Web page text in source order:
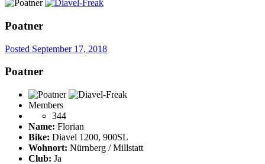
Poatner
Posted September 17, 2018
Poatner
Members
344
Name: Florian
Bike: Diavel 1200, 900SL
Wohnort: Nürnberg / Millstatt
Club: Ja